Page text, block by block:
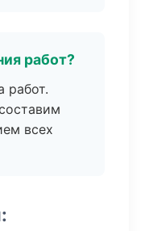
работ?
работ.
всех